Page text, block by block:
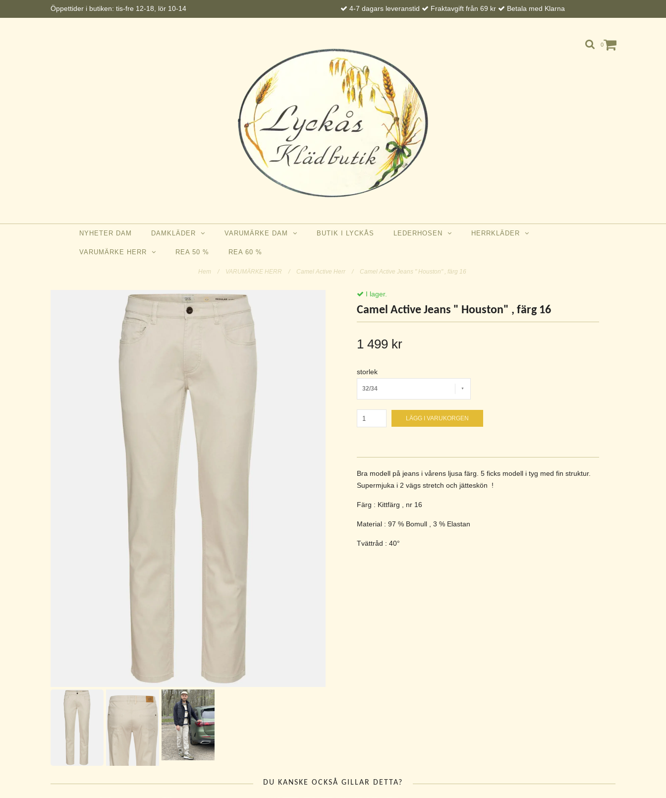
Öppettider i butiken: tis-fre 12-18, lör 10-14 4-7 dagars leveranstid Fraktavgift från 69 kr Betala med Klarna
0
NYHETER DAM DAMKLÄDER VARUMÄRKE DAM BUTIK I LYCKÅS LEDERHOSEN HERRKLÄDER
VARUMÄRKE HERR REA 50 % REA 60 %
Hem / VARUMÄRKE HERR / Camel Active Herr / Camel Active Jeans " Houston" , färg 16
I lager.
Camel Active Jeans " Houston" , färg 16
1 499 kr
storlek
32/34
LÄGG I VARUKORGEN
Bra modell på jeans i vårens ljusa färg. 5 ficks modell i tyg med fin struktur.
Supermjuka i 2 vägs stretch och jätteskön !
Färg : Kittfärg , nr 16
Material : 97 % Bomull , 3 % Elastan
Tvättråd : 40°
DU KANSKE OCKSÅ GILLAR DETTA?